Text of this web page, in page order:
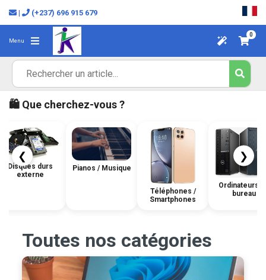
| (+237) 696 915 679
Menu
0
🛍️ Que cherchez-vous ?
❮
Disques durs
externe
Pianos / Musique
Téléphones /
Smartphones
Ordinateurs
bureau
❯
Toutes nos catégories